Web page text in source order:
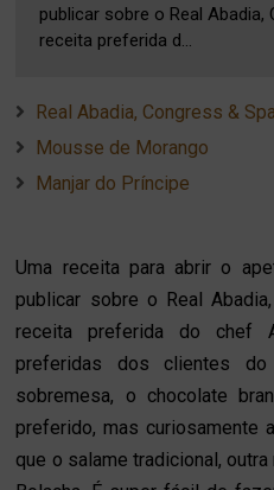
publicar sobre o Real Abadia,
receita preferida d...
Real Abadia, Congress &
Mousse de Morango
Manjar do Príncipe
Uma receita para abrir o
publicar sobre o Real
receita preferida do chef
preferidas dos clientes
sobremesa, o chocolate
preferido, mas curiosamente
que o salame tradicional,